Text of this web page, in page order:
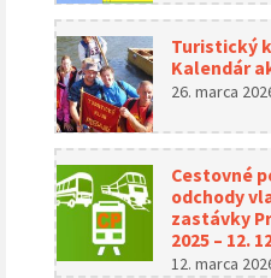
Turistický
Kalendár
26. marca
Cestovné
odchody
zastávky
2025 – 12.
12. marca